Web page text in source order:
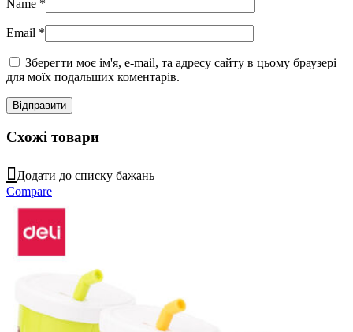
Name *
Email *
Зберегти моє ім'я, e-mail, та адресу сайту в цьому браузері
для моїх подальших коментарів.
Схожі товари
Додати до списку бажань
Compare